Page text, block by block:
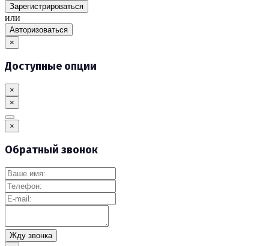
Зарегистрироваться
или
Авторизоваться
×
Доступные опции
×
×
×
Обратный звонок
Жду звонка